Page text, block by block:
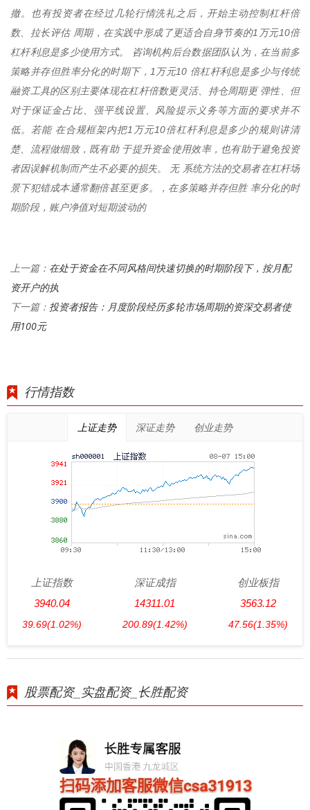
撤。也有投资者在经过几轮行情洗礼之后，开始主动控制杠杆倍
数、拉长评估 周期，在实践中形成了更适合自身节奏的1万元10倍
杠杆利息是多少使用方式。 咨询机构后台数据团队认为，在当前多
策略并存但胜率分化的时期下，1万元10 倍杠杆利息是多少与传统
融资工具的区别主要体现在杠杆倍数更灵活、持仓周期更 弹性、但
对于保证金占比、强平线设置、风险提示义务等方面的要求并不
低。若能 在合规框架内把1万元10倍杠杆利息是多少的规则讲清
楚、流程做细致，既有助 于提升资金使用效率，也有助于避免投资
者因误解机制而产生不必要的损失。 无 系统方法的交易者在杠杆场
景下犯错成本通常翻倍甚至更多。，在多策略并存但胜 率分化的时
期阶段，账户净值对短期波动的
上一篇： 在处于资金在不同风格间快速切换的时期阶段下，按月配
资开户的执
下一篇： 投资者报告：月度阶段经历多轮市场周期的资深交易者使
用100元
行情指数
上证走势 深证走势 创业走势
上证指数
3940.04
39.69(1.02%)
深证成指
14311.01
200.89(1.42%)
创业板指
3563.12
47.56(1.35%)
股票配资_实盘配资_长胜配资